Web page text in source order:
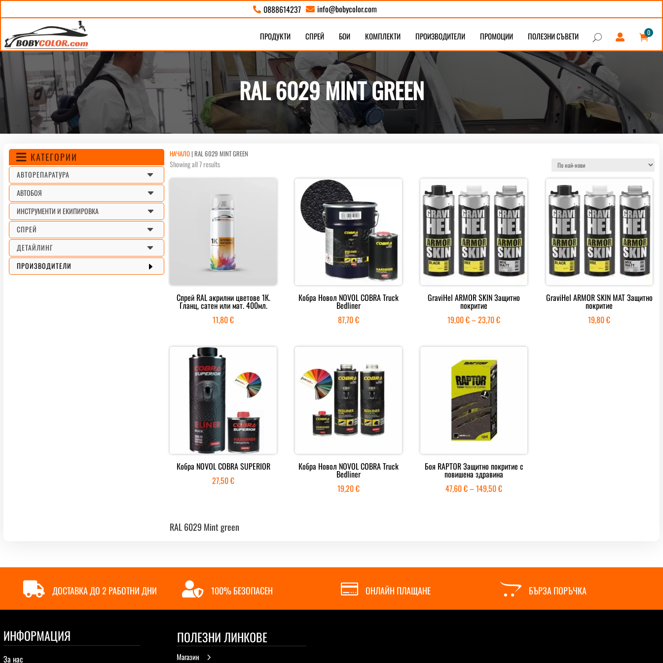
 0888614237  info@bobycolor.com
ПРОДУКТИ СПРЕЙ БОИ КОМПЛЕКТИ ПРОИЗВОДИТЕЛИ ПРОМОЦИИ ПОЛЕЗНИ СЪВЕТИ U  
0
RAL 6029 MINT GREEN
 КАТЕГОРИИ
C
АВТОРЕПАРАТУРА
C
АВТОБОЯ
C
ИНСТРУМЕНТИ И ЕКИПИРОВКА
C
СПРЕЙ
C
ДЕТАЙЛИНГ
E
ПРОИЗВОДИТЕЛИ
НАЧАЛО |RAL 6029 MINT GREEN
Showing all 7 resultsSorted
Спрей RAL акрилни цветове 1К.
Гланц, сатен или мат. 400мл.
11,80€
Кобра Новол NOVOL COBRA Truck
Bedliner
87,70€
GraviHel ARMOR SKIN Защитно
покритие
19,00€–23,70€Price
19,00 €
GraviHel ARMOR SKIN MAT Защитно
покритие
19,80€
Кобра NOVOL COBRA SUPERIOR
27,50€
Кобра Новол NOVOL COBRA Truck
Bedliner
19,20€
Боя RAPTOR Защитно покритие с
повишена здравина
47,60€–149,50€Price
RAL 6029 Mint green
 ДОСТАВКА ДО 2 РАБОТНИ ДНИ  100% БЕЗОПАСЕН  ОНЛАЙН ПЛАЩАНЕ  БЪРЗА ПОРЪЧКА
ИНФОРМАЦИЯ
За нас
ПОЛЕЗНИ ЛИНКОВЕ
5
Магазин